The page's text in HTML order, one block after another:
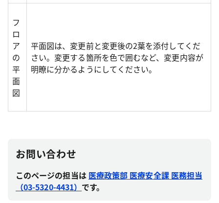
フ
ロ
ア
の
平
面
図
平面図は、変更前と変更後の2葉を添付してくだ
さい。変更する箇所を色で囲むなど、変更内容が
明瞭に分かるようにしてください。
お問い合わせ
このページの担当は 医療政策部 医療安全課 医務担当
（03-5320-4431） です。